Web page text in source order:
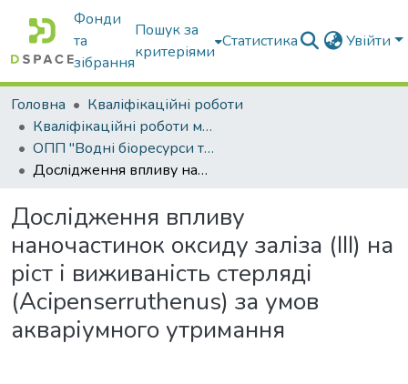
Фонди
та
зібрання
Пошук за
критеріями
Статистика Увійти
Головна
Кваліфікаційні роботи
Кваліфікаційні роботи магістрів
ОПП "Водні біоресурси та аквакультура"
Дослідження впливу наночастинок оксиду заліза (ІІІ) на ріст і виживаність стерляді (Acipenserruthenus) за умов акваріумного утримання
Дослідження впливу
наночастинок оксиду заліза (ІІІ) на
ріст і виживаність стерляді
(Acipenserruthenus) за умов
акваріумного утримання